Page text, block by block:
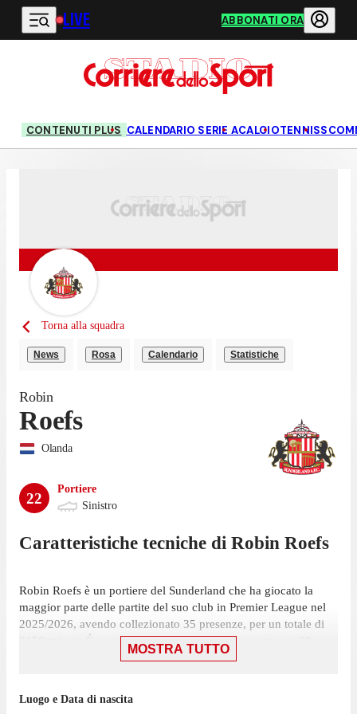
Vai al contenuto principale
LIVE ABBONATI ORA
CONTENUTI PLUS CALENDARIO SERIE ACALCIOTENNIS
Torna alla squadra
News Rosa Calendario Statistiche
Robin
Roefs
Olanda
22
Portiere
Sinistro
Caratteristiche tecniche di Robin Roefs
Robin Roefs è un portiere del Sunderland che ha giocato la
maggior parte delle partite del suo club in Premier League nel
2025/2026, avendo collezionato 35 presenze, per un totale di
3150 minuti. É partito titolare in tutte le 35 presenze, su 38
Sunderland: una vittoria per 2-1 contro il Chelsea, in cui ha
MOSTRA TUTTO
Luogo e Data di nascita